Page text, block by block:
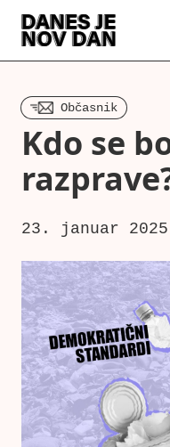
Občasnik
Kdo se
23. januar 2025